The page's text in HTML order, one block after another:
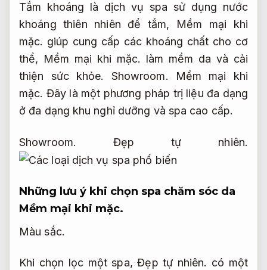
Tắm khoáng là dịch vụ spa sử dụng nước
khoáng thiên nhiên để tắm, Mềm mại khi
mặc. giúp cung cấp các khoáng chất cho cơ
thể, Mềm mại khi mặc. làm mềm da và cải
thiện sức khỏe. Showroom.
Mềm mại khi
mặc. Đây là một phương pháp trị liệu đa dạng
ở đa dạng khu nghỉ dưỡng và spa cao cấp.
Showroom. Đẹp tự nhiên.
Những lưu ý khi chọn spa chăm sóc da
Mềm mại khi mặc.
Màu sắc.
Khi chọn lọc một spa,Đẹp tự nhiên. có một